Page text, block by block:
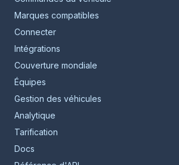
Marques compatibles
Connecter
Intégrations
Couverture mondiale
Équipes
Gestion des véhicules
Analytique
Tarification
Docs